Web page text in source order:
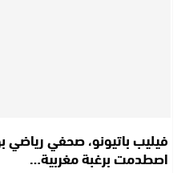
فيليب باتيونو، صحفي رياضي
اصطدمت برغبة مغربية…